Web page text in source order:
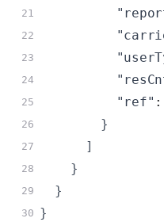
21
22
23
24
25 "ref" :
26 }
27 ]
28 }
29 }
30 }